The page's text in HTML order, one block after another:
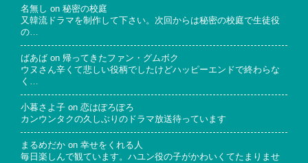
名無し on 秘密の校庭
又韓流ドラマを制作して下さい。次回からは秘密の校庭で生徒役
の…
ばあば on 帰ってきたファン・グムボク
ウヌさん辛くて悲しい役柄でしたけどハッピーエンドで終わらな
く…
小暮さよ子 on 恋はぽろぽろ
カンウンタクの久しぶりのドラマ放送待っています
まるめだか on 幸せをくれる人
毎日楽しんで観ています。ハユン役の子がかわいくてたまりませ